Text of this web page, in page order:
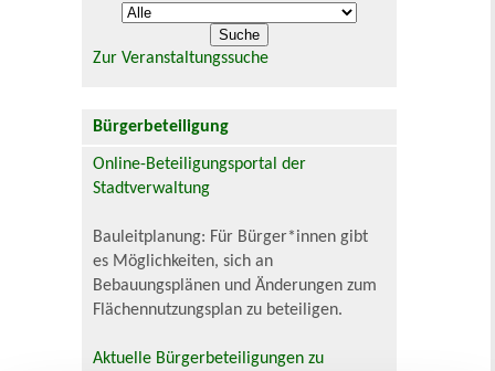
Zur Veranstaltungssuche
Bürgerbeteiligung
Online-Beteiligungsportal der
Stadtverwaltung
Bauleitplanung: Für Bürger*innen gibt
es Möglichkeiten, sich an
Bebauungsplänen und Änderungen zum
Flächennutzungsplan zu beteiligen.
Aktuelle Bürgerbeteiligungen zu